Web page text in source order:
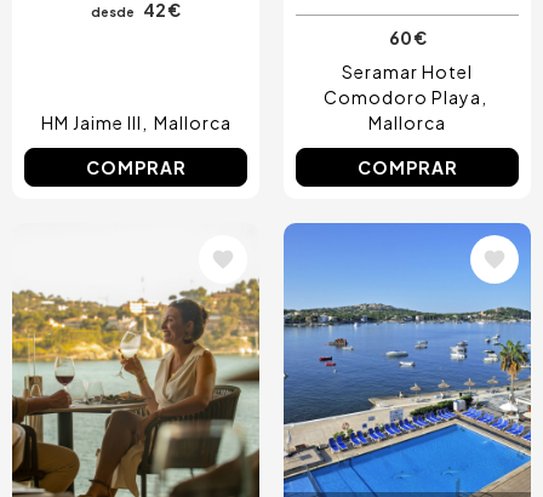
desde 42 €
HM Jaime III Mallorca
COMPRAR
60 €
Seramar Hotel
Comodoro Playa
Mallorca
COMPRAR